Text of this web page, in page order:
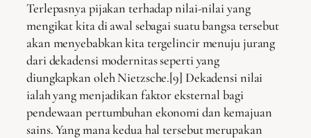
Terlepasnya pijakan terhadap nilai-nilai yang
mengikat kita di awal sebagai suatu bangsa tersebut
akan menyebabkan kita tergelincir menuju jurang
dari dekadensi modernitas seperti yang
diungkapkan oleh Nietzsche.[9] Dekadensi nilai
ialah yang menjadikan faktor eksternal bagi
pendewaan pertumbuhan ekonomi dan kemajuan
sains. Yang mana kedua hal tersebut merupakan